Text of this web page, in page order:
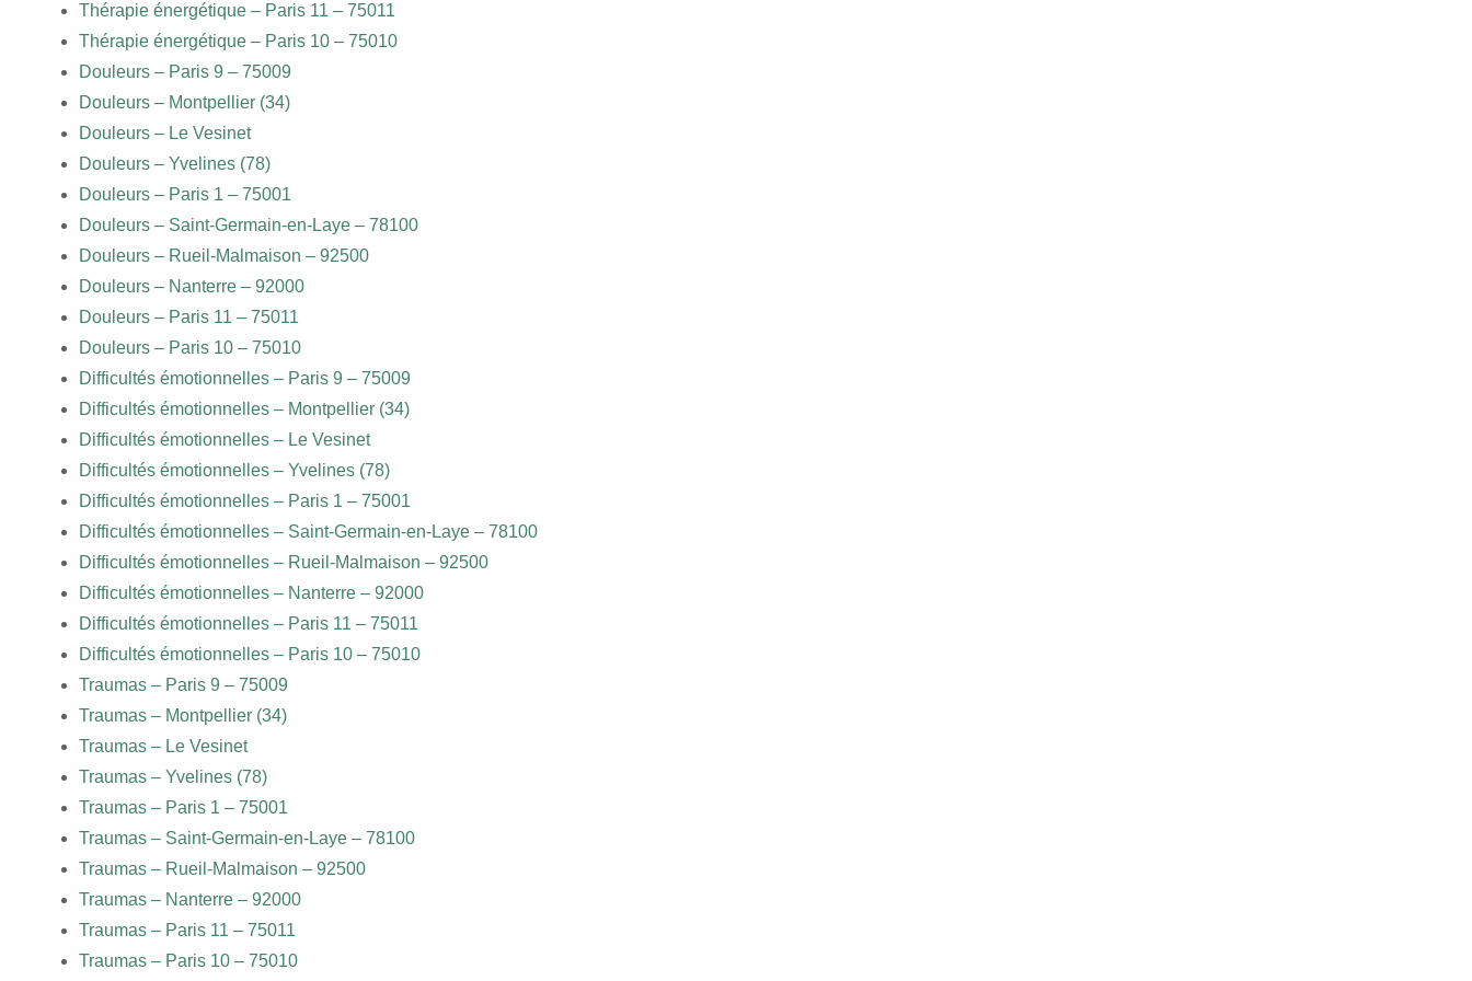
Thérapie énergétique – Paris 11 – 75011
Thérapie énergétique – Paris 10 – 75010
Douleurs – Paris 9 – 75009
Douleurs – Montpellier (34)
Douleurs – Le Vesinet
Douleurs – Yvelines (78)
Douleurs – Paris 1 – 75001
Douleurs – Saint-Germain-en-Laye – 78100
Douleurs – Rueil-Malmaison – 92500
Douleurs – Nanterre – 92000
Douleurs – Paris 11 – 75011
Douleurs – Paris 10 – 75010
Difficultés émotionnelles – Paris 9 – 75009
Difficultés émotionnelles – Montpellier (34)
Difficultés émotionnelles – Le Vesinet
Difficultés émotionnelles – Yvelines (78)
Difficultés émotionnelles – Paris 1 – 75001
Difficultés émotionnelles – Saint-Germain-en-Laye – 78100
Difficultés émotionnelles – Rueil-Malmaison – 92500
Difficultés émotionnelles – Nanterre – 92000
Difficultés émotionnelles – Paris 11 – 75011
Difficultés émotionnelles – Paris 10 – 75010
Traumas – Paris 9 – 75009
Traumas – Montpellier (34)
Traumas – Le Vesinet
Traumas – Yvelines (78)
Traumas – Paris 1 – 75001
Traumas – Saint-Germain-en-Laye – 78100
Traumas – Rueil-Malmaison – 92500
Traumas – Nanterre – 92000
Traumas – Paris 11 – 75011
Traumas – Paris 10 – 75010